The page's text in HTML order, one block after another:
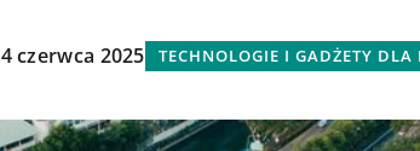
4 czerwca 2025 TECHNOLOGIE I GADŻETY DLA